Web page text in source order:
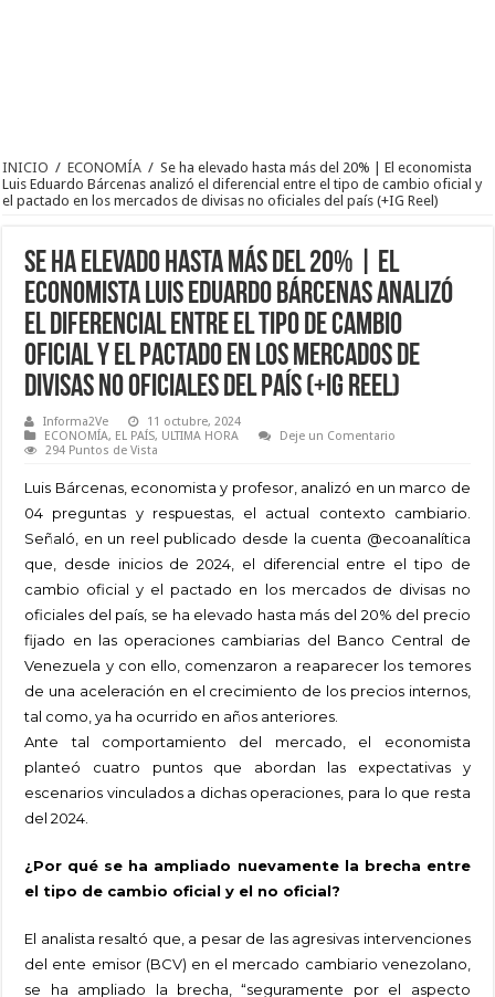
INICIO / ECONOMÍA / Se ha elevado hasta más del 20% | El economista
Luis Eduardo Bárcenas analizó el diferencial entre el tipo de cambio oficial y
el pactado en los mercados de divisas no oficiales del país (+IG Reel)
Se ha elevado hasta más del 20% | El
economista Luis Eduardo Bárcenas analizó
el diferencial entre el tipo de cambio
oficial y el pactado en los mercados de
divisas no oficiales del país (+IG Reel)
Informa2Ve
11 octubre, 2024
ECONOMÍA, EL PAÍS, ULTIMA HORA
Deje un Comentario
294 Puntos de Vista
Luis Bárcenas, economista y profesor, analizó en un marco de
04 preguntas y respuestas, el actual contexto cambiario.
Señaló, en un reel publicado desde la cuenta @ecoanalítica
que, desde inicios de 2024, el diferencial entre el tipo de
cambio oficial y el pactado en los mercados de divisas no
oficiales del país, se ha elevado hasta más del 20% del precio
fijado en las operaciones cambiarias del Banco Central de
Venezuela y con ello, comenzaron a reaparecer los temores
de una aceleración en el crecimiento de los precios internos,
tal como, ya ha ocurrido en años anteriores.
Ante tal comportamiento del mercado, el economista
planteó cuatro puntos que abordan las expectativas y
escenarios vinculados a dichas operaciones, para lo que resta
del 2024.
¿Por qué se ha ampliado nuevamente la brecha entre
el tipo de cambio oficial y el no oficial?
El analista resaltó que, a pesar de las agresivas intervenciones
del ente emisor (BCV) en el mercado cambiario venezolano,
se ha ampliado la brecha, “seguramente por el aspecto